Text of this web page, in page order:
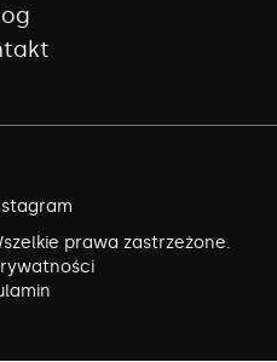
prawa zastrzeżone.